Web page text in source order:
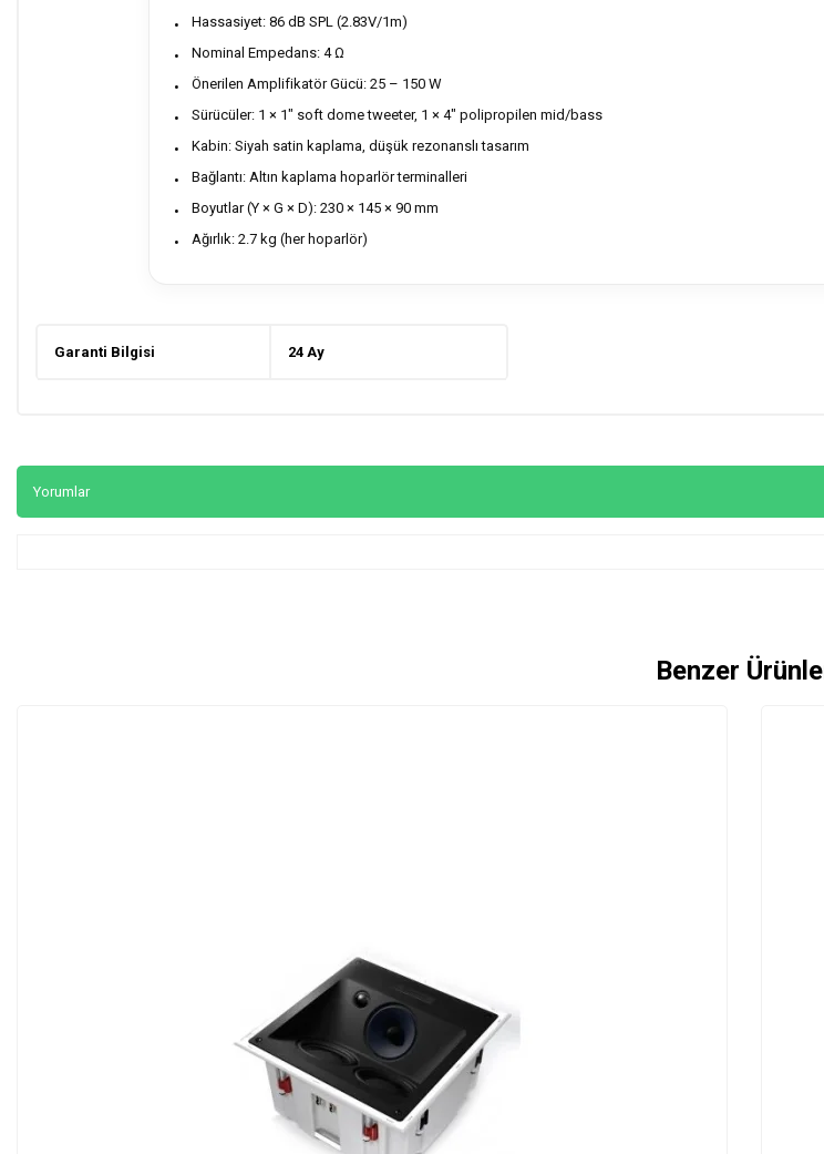
Hassasiyet: 86 dB SPL (2.83V/1m)
Nominal Empedans: 4 Ω
Önerilen Amplifikatör Gücü: 25 – 150 W
Sürücüler: 1 × 1" soft dome tweeter, 1 × 4" polipropilen mid/bass
Kabin: Siyah satin kaplama, düşük rezonanslı tasarım
Bağlantı: Altın kaplama hoparlör terminalleri
Boyutlar (Y × G × D): 230 × 145 × 90 mm
Ağırlık: 2.7 kg (her hoparlör)
Garanti Bilgisi 24 Ay
Yorumlar
Benzer